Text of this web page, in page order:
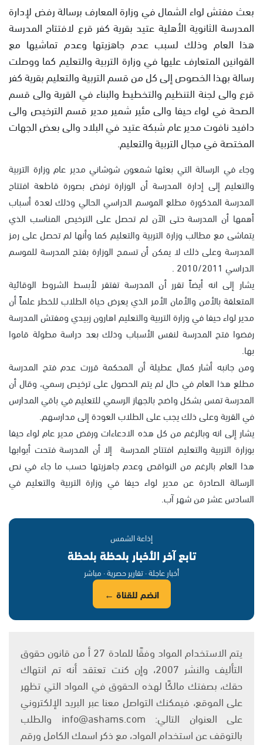
بعث مفتش لواء الشمال في وزارة المعارف برسالة رفض لإدارة
المدرسة الثانوية الأهلية عتيد بقرية كفر قرع لافتتاح المدرسة
هذا العام وذلك لسبب عدم جاهزيتها وعدم تماشيها مع
القوانين المتعارف عليها في وزارة التربية والتعليم كما ووصلت
رسالة بهذا الخصوص إلى كل من قسم التربية والتعليم بقرية كفر
قرع والى لجنة التنظيم والتخطيط والبناء في القرية والى قسم
الصحة في لواء حيفا والى مئير شمير مدير قسم الترخيص والى
دافيد نافوت مدير عام شبكة عتيد في البلاد والى بعض الجهات
المختصة في مجال التربية والتعليم.
وجاء في الرسالة التي بعثها شمعون شوشاني مدير عام وزارة التربية
والتعليم إلى إدارة المدرسة أن الوزارة ترفض بصورة قاطعة افتتاح
المدرسة المذكورة مطلع الموسم الدراسي الحالي وذلك لعدة أسباب
أهمها أن المدرسة حتى الآن لم تحصل على الترخيص المناسب الذي
يتماشى مع مطالب وزارة التربية والتعليم كما وأنها لم تحصل على رمز
المدرسة وعلى ذلك لا يمكن أن تسمح الوزارة بفتح المدرسة للموسم
الدراسي 2010/2011 .
يشار إلى انه أيضاً تقرر أن المدرسة تفتقر لأبسط الشروط الوقائية
المتعلقة بالأمن والأمان الأمر الذي يعرض حياة الطلاب للخطر علماً أن
مدير لواء حيفا في وزارة التربية والتعليم اهارون زبيدي ومفتش المدرسة
رفضوا فتح المدرسة لنفس الأسباب وذلك بعد دراسة مطولة قاموا
بها.
ومن جانبه أشار كمال عطيلة أن المحكمة قررت عدم فتح المدرسة
مطلع هذا العام في حال لم يتم الحصول على ترخيص رسمي، وقال أن
المدرسة تمس بشكل واضح بالجهاز الرسمي للتعليم في باقي المدارس
في القرية وعلى ذلك يجب على الطلاب العودة إلى مدارسهم.
يشار إلى انه وبالرغم من كل هذه الادعاءات ورفض مدير عام لواء حيفا
بوزارة التربية والتعليم افتتاح المدرسة إلا أن المدرسة فتحت أبوابها
هذا العام بالرغم من النواقص وعدم جاهزيتها حسب ما جاء في نص
الرسالة الصادرة عن مدير لواء حيفا في وزارة التربية والتعليم في
السادس عشر من شهر آب.
إذاعة الشمس
تابع آخر الأخبار بلحظة بلحظة
أخبار عاجلة · تقارير حصرية · مباشر
انضم للقناة ←
يتم الاستخدام المواد وفقًا للمادة 27 أ من قانون حقوق
التأليف والنشر 2007، وإن كنت تعتقد أنه تم انتهاك
حقك، بصفتك مالكًا لهذه الحقوق في المواد التي تظهر
على الموقع، فيمكنك التواصل معنا عبر البريد الإلكتروني
على العنوان التالي: info@ashams.com والطلب
بالتوقف عن استخدام المواد، مع ذكر اسمك الكامل ورقم